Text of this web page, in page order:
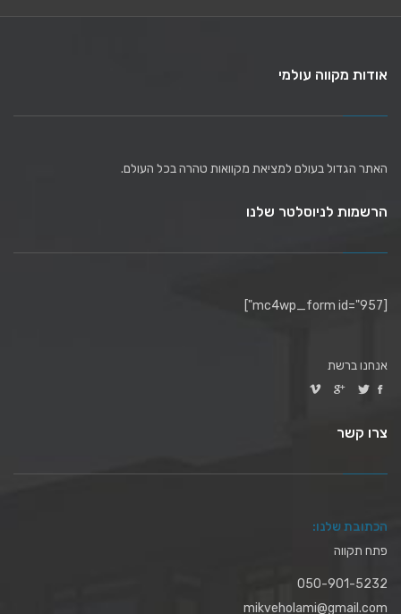
אודות מקווה עולמי
האתר הגדול בעולם למציאת מקוואות טהרה בכל העולם.
הרשמות לניוסלטר שלנו
[mc4wp_form id="957"]
אנחנו ברשת
צרו קשר
הכתובת שלנו:
פתח תקווה
050-901-5232
mikveholami@gmail.com